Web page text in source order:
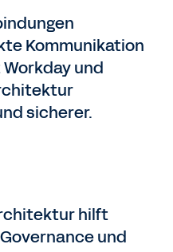
Kommunikation
und
sicherer.
hilft
und